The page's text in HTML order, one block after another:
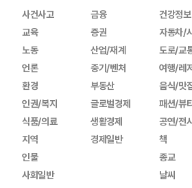
사건사고
교육
노동
언론
환경
인권/복지
식품/의료
지역
인물
사회일반
금융
증권
산업/재계
중기/벤처
부동산
글로벌경제
생활경제
경제일반
건강정보
자동차/
도로/교
여행/레
음식/맛
패션/뷰
공연/전
책
종교
날씨